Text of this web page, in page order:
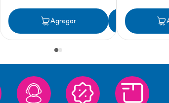
AgregarAgregar